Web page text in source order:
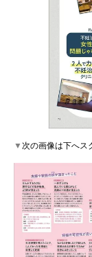
▼次の画像は下へス